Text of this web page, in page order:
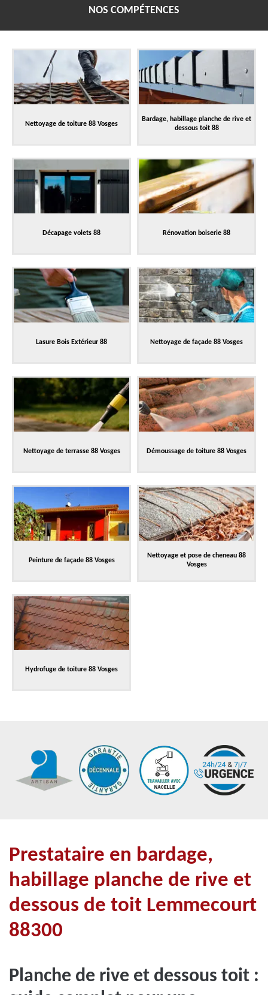
NOS COMPÉTENCES
Nettoyage de toiture 88 Vosges
Bardage, habillage planche de rive et
dessous toit 88
Décapage volets 88 Rénovation boiserie 88
Lasure Bois Extérieur 88 Nettoyage de façade 88 Vosges
Nettoyage de terrasse 88 Vosges Démoussage de toiture 88 Vosges
Peinture de façade 88 Vosges
Nettoyage et pose de cheneau 88
Vosges
Hydrofuge de toiture 88 Vosges
Prestataire en bardage,
habillage planche de rive et
dessous de toit Lemmecourt
88300
Planche de rive et dessous toit :